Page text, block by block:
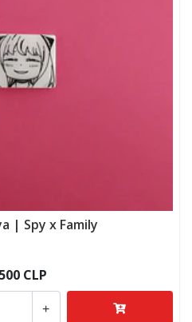
| Spy x Family
CLP
+